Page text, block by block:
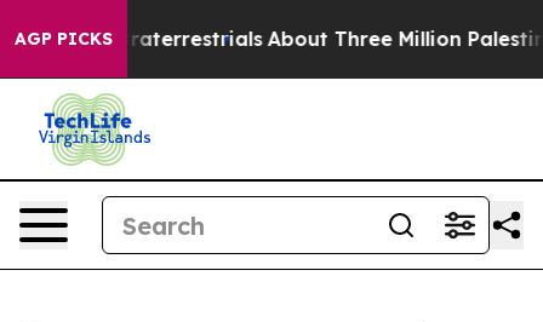
AGP PICKS
Extraterrestrials About Three Million Palestinians in